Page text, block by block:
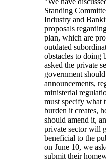
Standing
Industry and
proposals
plan, which are
outdated
obstacles to doing
asked the private
government
announcements,
ministerial
must specify what
burden it creates,
should amend it,
private sector will
beneficial to the
on June 10, we
submit their